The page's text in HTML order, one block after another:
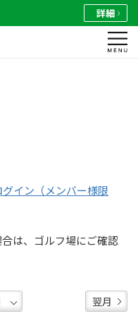
詳細
イン（メンバー様限
は、ゴルフ場にご確認
翌月